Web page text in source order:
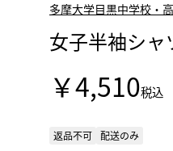
多摩大学目黒中学校・
女子半袖シ
￥4,510税込
返品不可 配送のみ